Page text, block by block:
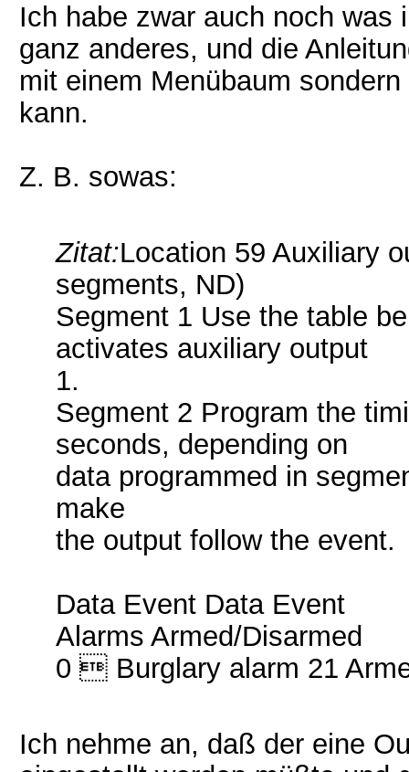
Ich habe zwar auch noch
ganz anderes, und die
mit einem Menübaum
kann.
Z. B. sowas:
Zitat:Location 59 Auxiliary
segments, ND)
Segment 1 Use the table
activates auxiliary output
1.
Segment 2 Program the
seconds, depending on
data programmed in
make
the output follow the event.
Data Event Data Event
Alarms Armed/Disarmed
0  Burglary alarm 21
Ich nehme an, daß der eine